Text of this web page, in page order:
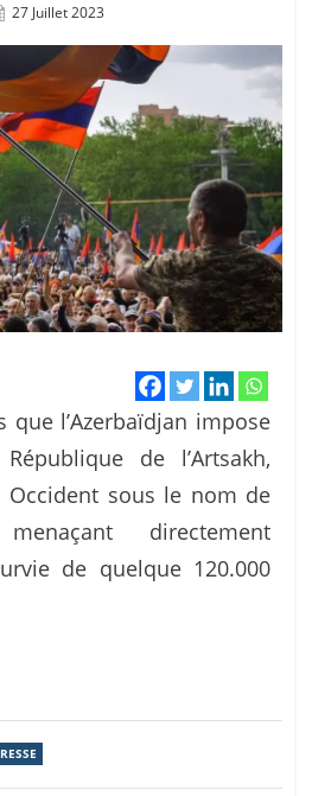
Posted
27 Juillet 2023
que l’Azerbaïdjan impose
de l’Artsakh,
Occident sous le nom de
menaçant directement
de quelque 120.000